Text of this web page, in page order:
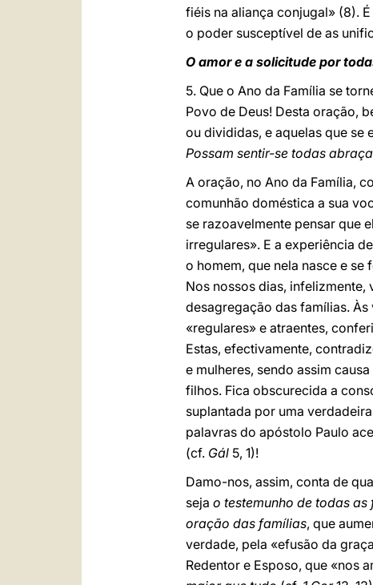
fiéis na aliança conjugal» (8).
o poder susceptível de as
O amor e a solicitude por
5. Que o Ano da Família se
Povo de Deus! Desta oração,
ou divididas, e aquelas que se
Possam sentir-se todas
A oração, no Ano da Família,
comunhão doméstica a sua
se razoavelmente pensar que
irregulares». E a experiência
o homem, que nela nasce e
Nos nossos dias,
desagregação das famílias.
«regulares» e atraentes,
Estas, efectivamente,
e mulheres, sendo assim
filhos. Fica obscurecida a
suplantada por uma
palavras do apóstolo Paulo
(cf. Gál 5, 1)!
Damo-nos, assim, conta de
seja o testemunho de todas as
oração das famílias, que
verdade, pela «efusão da
Redentor e Esposo, que «nos